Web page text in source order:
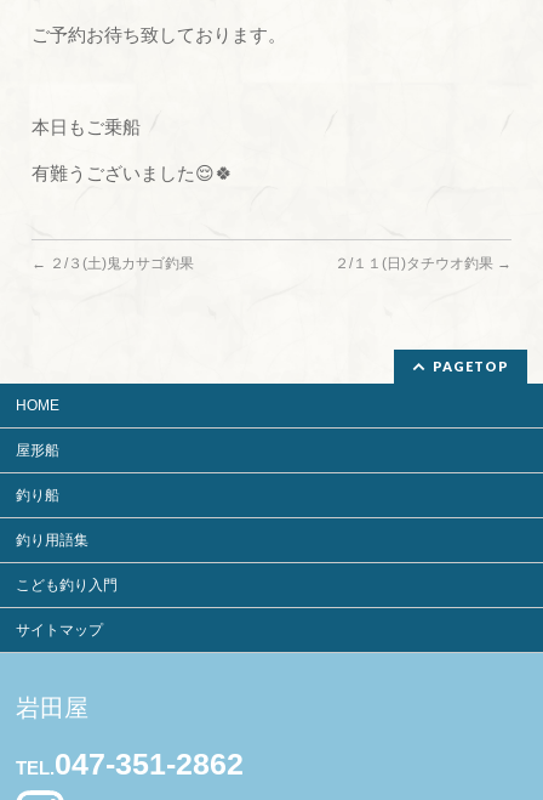
ご予約お待ち致しております。
本日もご乗船
有難うございました😌🍀
← ２/３(土)鬼カサゴ釣果 ２/１１(日)タチウオ釣果 →
PAGETOP
HOME
屋形船
釣り船
釣り用語集
こども釣り入門
サイトマップ
岩田屋
TEL.047-351-2862